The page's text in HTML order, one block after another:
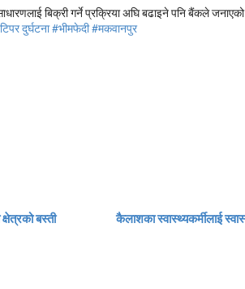
बिक्री गर्ने प्रक्रिया अघि बढाइने पनि बैंकले
दुर्घटना#भीमफेदी#मकवानपुर
बस्ती कैलाशका स्वास्थ्यकर्मीलाई